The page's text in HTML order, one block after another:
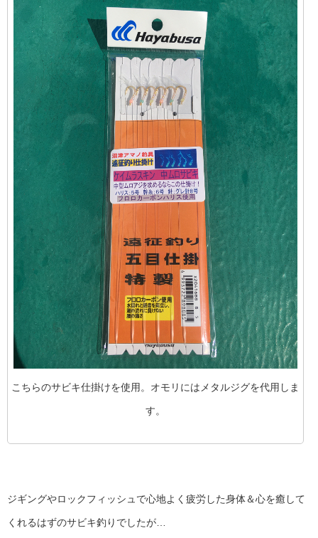
こちらのサビキ仕掛けを使用。オモリにはメタルジグを代用しま
す。
ジギングやロックフィッシュで心地よく疲労した身体＆心を癒して
くれるはずのサビキ釣りでしたが…